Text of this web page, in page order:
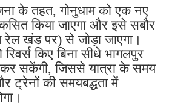
के तहत, गोनुधाम को एक नए
किया जाएगा और इसे सबौर
रेल खंड पर) से जोड़ा जाएगा।
किए बिना सीधे भागलपुर
सकेंगी, जिससे यात्रा के समय
ट्रेनों की समयबद्धता में